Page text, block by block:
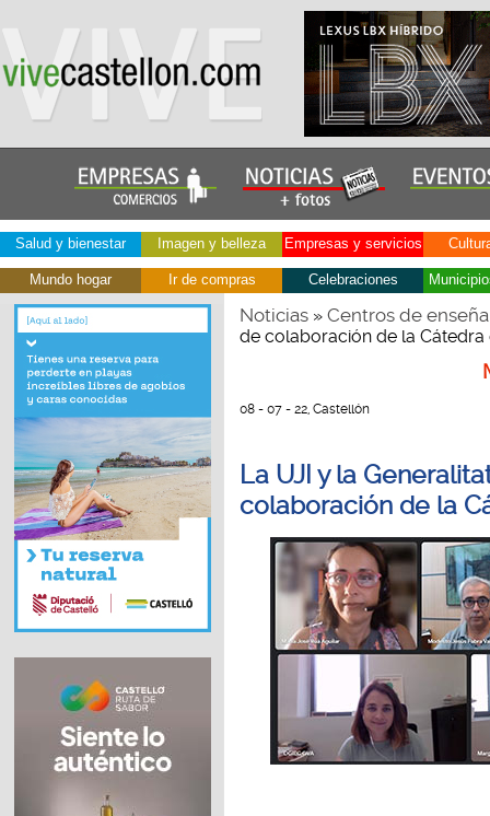
Salud y bienestar Imagen y belleza Empresas y servicios
Mundo hogar Ir de compras Celebraciones
Noticias» Centros de
de colaboración de la
08 - 07 - 22, Castellón
La UJI y la
colaboración de la